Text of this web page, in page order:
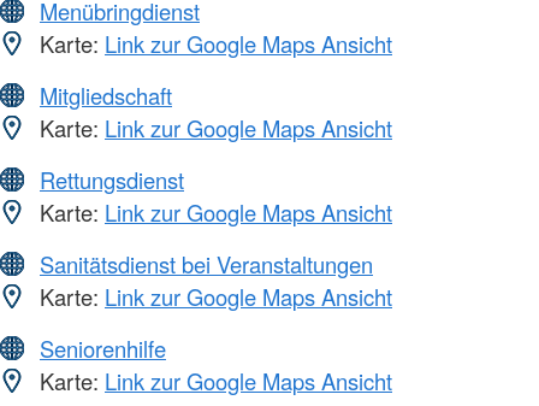
Menübringdienst
Karte: Link zur Google Maps Ansicht
Mitgliedschaft
Karte: Link zur Google Maps Ansicht
Rettungsdienst
Karte: Link zur Google Maps Ansicht
Sanitätsdienst bei Veranstaltungen
Karte: Link zur Google Maps Ansicht
Seniorenhilfe
Karte: Link zur Google Maps Ansicht